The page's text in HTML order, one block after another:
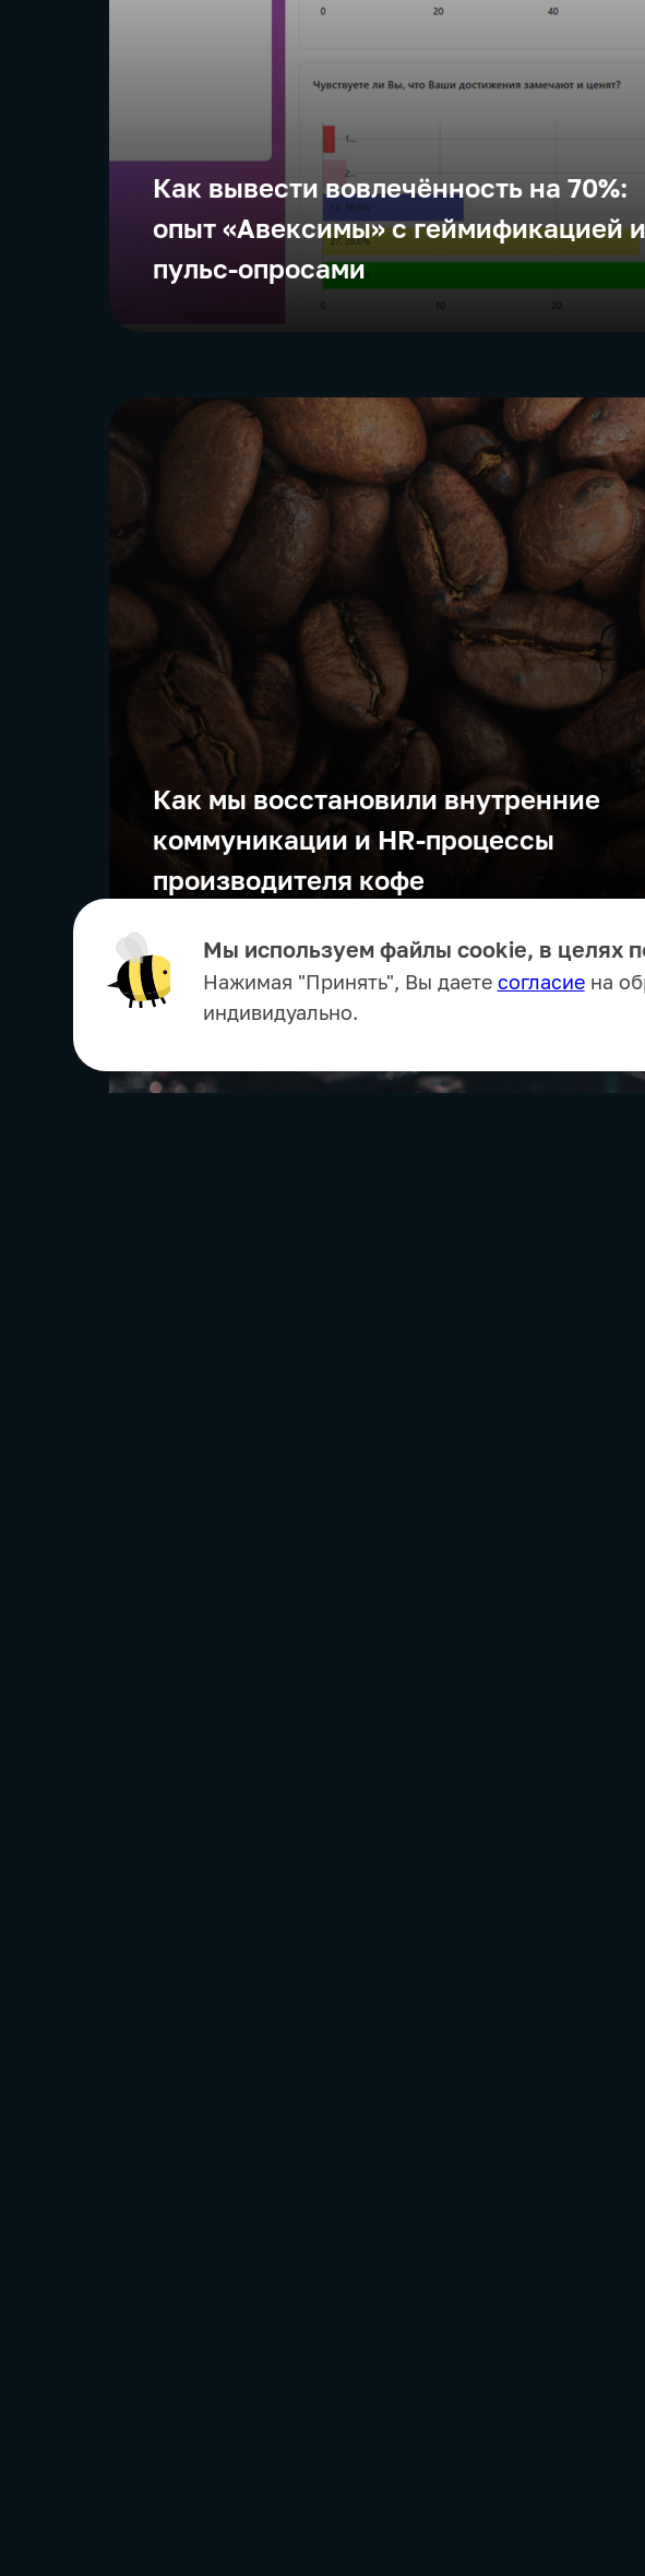
Как вывести вовлечённость на 70%:
опыт «Авексимы» с геймификацией и
пульс-опросами
Как мы восстановили внутренние
коммуникации и HR-процессы
производителя кофе
Мы используем файлы cookie, в целях
Нажимая "Принять", Вы даете согласиена
индивидуально.